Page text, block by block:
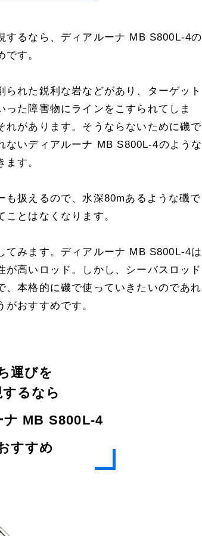
するなら、ディアルーナ MB S800L-4の
す。
れた鋭利な岩などがあり、ターゲット
た障害物にラインをこすられてしま
れがあります。そうならないために磯で
ないディアルーナ MB S800L-4のような
す。
も扱えるので、水深80mあるような磯で
とはなくなります。
てみます。ディアルーナ MB S800L-4は
高いロッド。しかし、シーバスロッド
、本格的に磯で使っていきたいのであれ
おすすめです。
運びを
るなら
ナ MB S800L-4
すすめ